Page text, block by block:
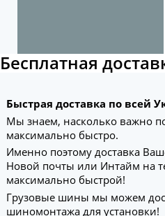
Бесплатная
Быстрая доставка по всей
Мы знаем, насколько важно
максимально быстро.
Именно поэтому доставка
Новой почты или Интайм на
максимально быстрой!
Грузовые шины мы можем
шиномонтажа для установки!